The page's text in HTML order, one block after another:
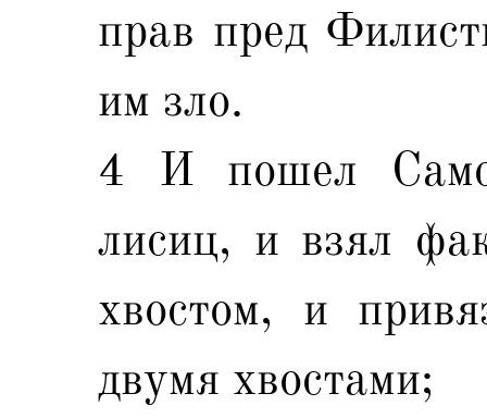
прав пред
им зло.
4 И пошел
лисиц, и взял
хвостом, и
двумя хвостами;